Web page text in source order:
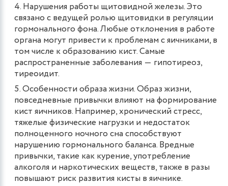
Нарушения работы щитовидной железы. Это
связано с ведущей ролью щитовидки в регуляции
гормонального фона. Любые отклонения в работе
органа могут привести к проблемам с яичниками, в
том числе к образованию кист. Самые
распространенные заболевания ― гипотиреоз,
тиреоидит.
Особенности образа жизни. Образ жизни,
повседневные привычки влияют на формирование
кист яичников. Например, хронический стресс,
тяжелые физические нагрузки и недостаток
полноценного ночного сна способствуют
нарушению гормонального баланса. Вредные
привычки, такие как курение, употребление
алкоголя и наркотических веществ, также в разы
повышают риск развития кисты в яичнике.